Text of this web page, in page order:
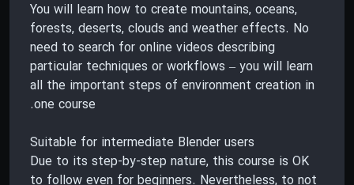
You will learn how to create mountains, oceans,
forests, deserts, clouds and weather effects. No
need to search for online videos describing
particular techniques or workflows – you will learn
all the important steps of environment creation in
one course.
Suitable for intermediate Blender users
Due to its step-by-step nature, this course is OK